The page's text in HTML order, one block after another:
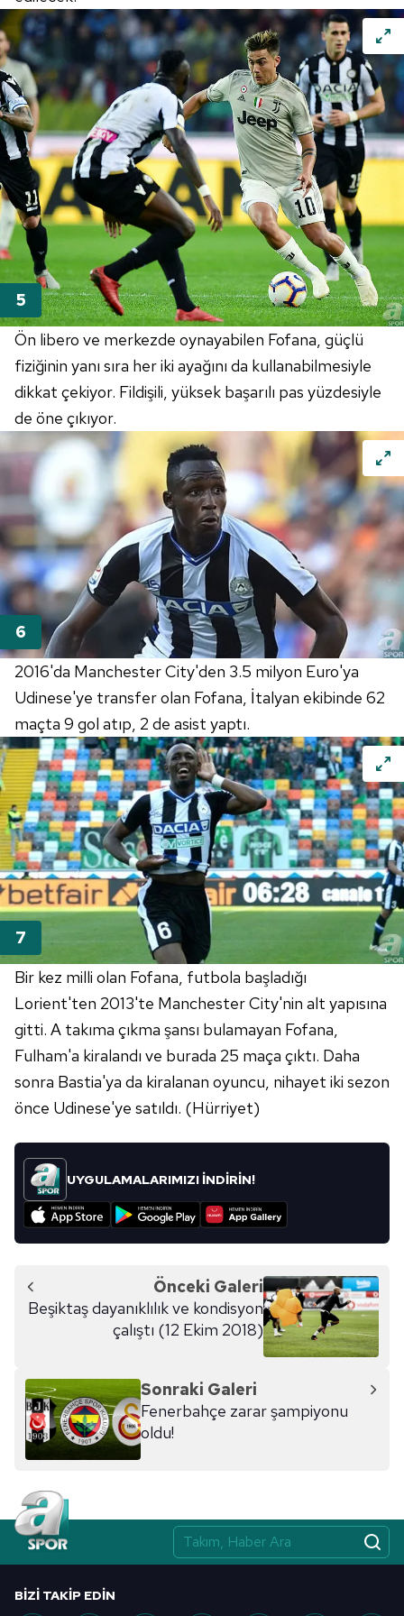
toplumu hizmetlerinin sunulması amacıyla
kullanılmaktadır. Diğer çerezler, sitemizin daha işlevsel
kılınması ve kişiselleştirilmesi ve sizlere yönelik
reklam/pazarlama faaliyetlerinin yapılması, amaçlarıyla
sınırlı olarak açık rızanız dahilinde kullanılacaktır.
Çerezlere ilişkin tercihlerinizi aşağıda yer alan panel
vasıtasıyla belirleyebilirsiniz. Çerezlere ilişkin detaylı bilgi
için Ayarlar butonuna tıklayabilir,
Çerez Bilgilendirme
Metnimiziziyaret edebilirsiniz.
6698 sayılı Kişisel Verilerin Korunması Kanunu uyarınca
hazırlanmış Aydınlatma Metnimizi okumak ve sitemizde
ilgili mevzuata uygun olarak kullanılan çerezlerle ilgili bilgi
almak için lütfentıklayınız.
Ön libero ve merkezde oynayabilen Fofana, güçlü
fiziğinin yanı sıra her iki ayağını da kullanabilmesiyle
dikkat çekiyor. Fildişili, yüksek başarılı pas yüzdesiyle
de öne çıkıyor.
2016'da Manchester City'den 3.5 milyon Euro'ya
Udinese'ye transfer olan Fofana, İtalyan ekibinde 62
maçta 9 gol atıp, 2 de asist yaptı.
Bir kez milli olan Fofana, futbola başladığı
Lorient'ten 2013'te Manchester City'nin alt yapısına
gitti. A takıma çıkma şansı bulamayan Fofana,
Fulham'a kiralandı ve burada 25 maça çıktı. Daha
sonra Bastia'ya da kiralanan oyuncu, nihayet iki sezon
önce Udinese'ye satıldı. (Hürriyet)
UYGULAMALARIMIZI İNDİRİN!
Önceki Galeri
Beşiktaş dayanıklılık ve kondisyon
çalıştı (12 Ekim 2018)
Sonraki Galeri
Fenerbahçe zarar şampiyonu
oldu!
BIZI TAKIP EDIN